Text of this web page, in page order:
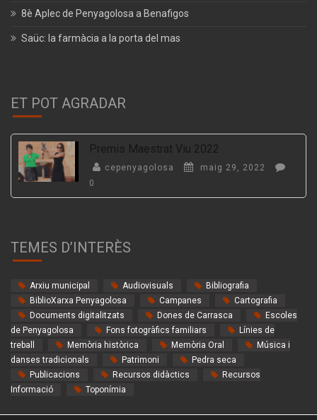
8è Aplec de Penyagolosa a Benafigos
Saüc: la farmàcia a la porta del mas
ET POT AGRADAR
Premis Maestrat Viu 2022
cepenyagolosa
maig 29, 2022
0
TEMES D’INTERÈS
Arxiu municipal Audiovisuals
Bibliografia
BiblioXarxa Penyagolosa
Campanes
Cartografia
Documents digitalitzats
Dones de Carrasca
Escoles
de Penyagolosa
Fons fotogràfics familiars
Línies de
treball
Memòria històrica Memòria Oral
Música i
danses tradicionals
Patrimoni
Pedra seca
Publicacions
Recursos didàctics
Recursos
Informació
Toponímia